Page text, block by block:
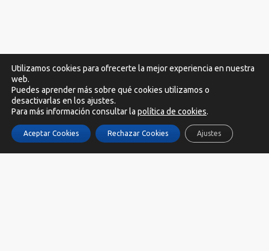
SOCIAL:
Utilizamos cookies para ofrecerte la mejor experiencia en nuestra
web.
Puedes aprender más sobre qué cookies utilizamos o
desactivarlas en los ajustes.
Para más información consultar la política de cookies.
Aceptar Cookies Rechazar Cookies Ajustes